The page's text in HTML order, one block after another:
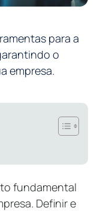
para a
o
empresa.
fundamental
Definir e